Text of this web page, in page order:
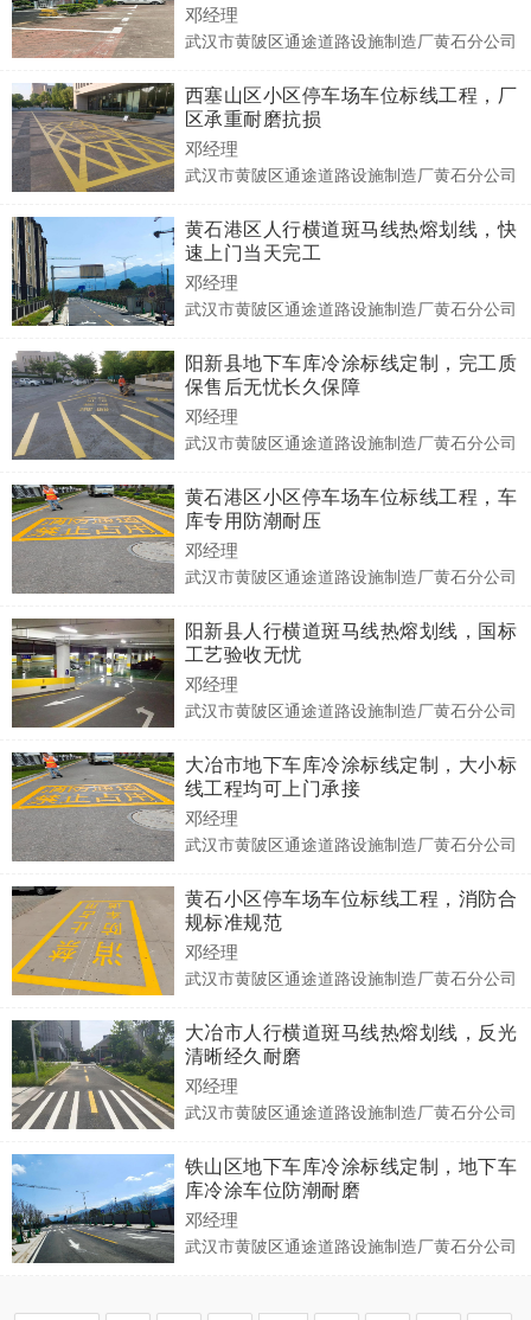
邓经理
武汉市黄陂区通途道路设施制造厂黄石分公司
西塞山区小区停车场车位标线工程，厂
区承重耐磨抗损
邓经理
武汉市黄陂区通途道路设施制造厂黄石分公司
黄石港区人行横道斑马线热熔划线，快
速上门当天完工
邓经理
武汉市黄陂区通途道路设施制造厂黄石分公司
阳新县地下车库冷涂标线定制，完工质
保售后无忧长久保障
邓经理
武汉市黄陂区通途道路设施制造厂黄石分公司
黄石港区小区停车场车位标线工程，车
库专用防潮耐压
邓经理
武汉市黄陂区通途道路设施制造厂黄石分公司
阳新县人行横道斑马线热熔划线，国标
工艺验收无忧
邓经理
武汉市黄陂区通途道路设施制造厂黄石分公司
大冶市地下车库冷涂标线定制，大小标
线工程均可上门承接
邓经理
武汉市黄陂区通途道路设施制造厂黄石分公司
黄石小区停车场车位标线工程，消防合
规标准规范
邓经理
武汉市黄陂区通途道路设施制造厂黄石分公司
大冶市人行横道斑马线热熔划线，反光
清晰经久耐磨
邓经理
武汉市黄陂区通途道路设施制造厂黄石分公司
铁山区地下车库冷涂标线定制，地下车
库冷涂车位防潮耐磨
邓经理
武汉市黄陂区通途道路设施制造厂黄石分公司